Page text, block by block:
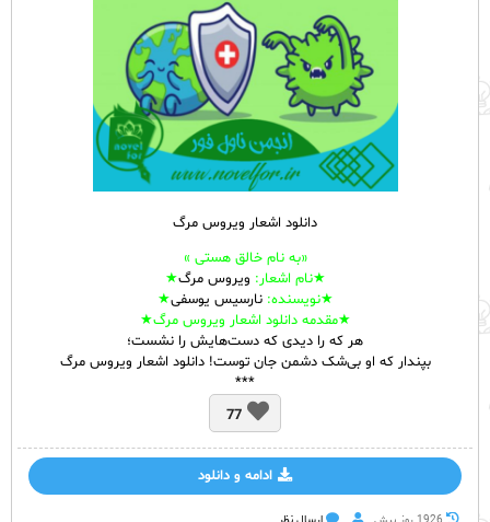
دانلود اشعار ویروس مرگ
«به نام خالق هستی »
★نام اشعار: ویروس مرگ★
★نویسنده:نارسیس یوسفی★
★مقدمه دانلود اشعار ویروس مرگ★
هر که را دیدی که دست‌هایش را نشست؛
بپندار که او بی‌شک دشمن جان توست! دانلود اشعار ویروس مرگ
***
77
ادامه و دانلود